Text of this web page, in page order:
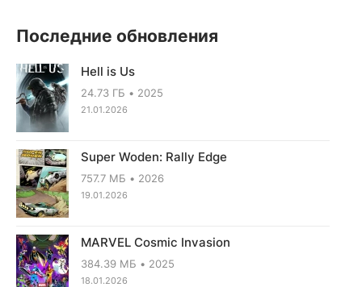
Последние обновления
Hell is Us
24.73 ГБ 2025
21.01.2026
Super Woden: Rally Edge
757.7 МБ 2026
19.01.2026
MARVEL Cosmic Invasion
384.39 МБ 2025
18.01.2026